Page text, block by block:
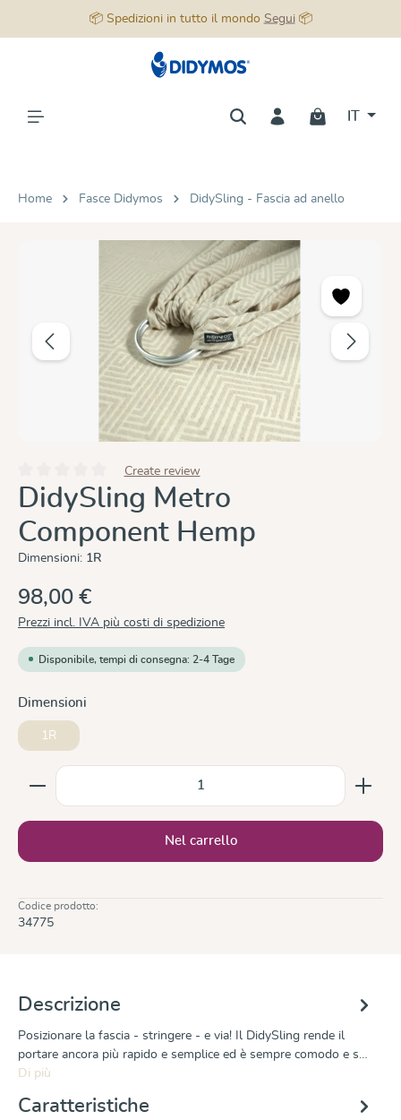
📦 Spedizioni in tutto il mondo Segui📦
Home Fasce Didymos DidySling - Fascia ad anello
Valutazione media di 0 su 5 stelle
Create review
DidySling Metro
Component Hemp
Dimensioni: 1R
98,00 €
Prezzi incl. IVA più costi di spedizione
Disponibile, tempi di consegna: 2-4 Tage
Seleziona
Dimensioni
1R
Quantità del prodotto: inserisci la quantità
Nel carrello
Codice prodotto:
34775
Descrizione
Posizionare la fascia - stringere - e via! Il DidySling rende il
portare ancora più rapido e semplice ed è sempre comodo e s…
Di più
Caratteristiche